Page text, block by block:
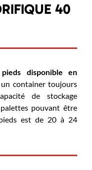
40
disponible en
container toujours
de stockage
pouvant être
est de 20 à 24